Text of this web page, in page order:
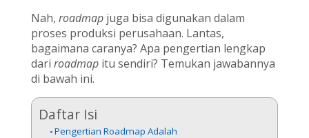
Nah, roadmapjuga bisa digunakan dalam
proses produksi perusahaan. Lantas,
bagaimana caranya? Apa pengertian lengkap
dari roadmapitu sendiri? Temukan jawabannya
di bawah ini.
Daftar Isi
Pengertian Roadmap Adalah